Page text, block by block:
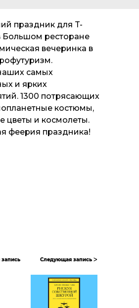
праздник для T-
Большом ресторане
вечеринка в
самых
и ярких
1300 потрясающих
костюмы,
цветы и космолеты.
феерия праздника!
Следующая запись ᐳ